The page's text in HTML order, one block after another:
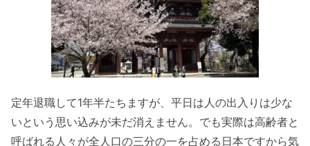
定年退職して1年半たちますが、平日は人の出入りは少な
いという思い込みが未だ消えません。でも実際は高齢者と
呼ばれる人々が全人口の三分の一を占める日本ですから気